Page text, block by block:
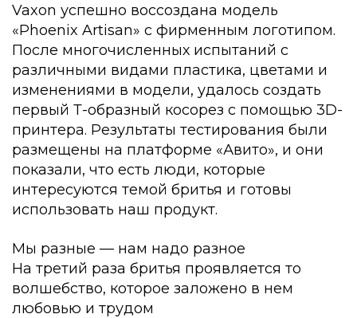
Vaxon успешно воссоздана модель
«Phoenix Artisan» с фирменным логотипом.
После многочисленных испытаний с
различными видами пластика, цветами и
изменениями в модели, удалось создать
первый Т-образный косорез с помощью 3D-
принтера. Результаты тестирования были
размещены на платформе «Авито», и они
показали, что есть люди, которые
интересуются темой бритья и готовы
использовать наш продукт.
Мы разные — нам надо разное
На третий раза бритья проявляется то
волшебство, которое заложено в нем
любовью и трудом